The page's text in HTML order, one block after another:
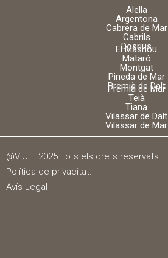
Alella
Argentona
Cabrera de Mar
Cabrils
Dosrius
El Masnou
Mataró
Montgat
Pineda de Mar
Premià de Dalt
Premià de Mar
Teià
Tiana
Vilassar de Dalt
Vilassar de Mar
@VIUHI 2025 Tots els drets reservats.
Política de privacitat.
Avís Legal